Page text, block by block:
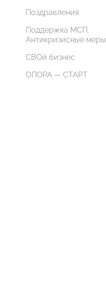
Поздравления
Поддержка МСП.
Антикризисные меры
СВОй бизнес
ОПОРА — СТАРТ